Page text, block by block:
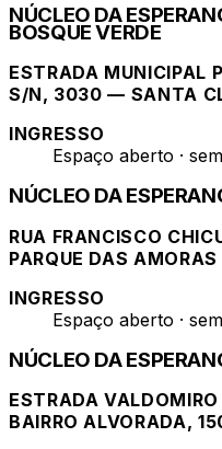
NÚCLEO DA
BOSQUE VERDE
ESTRADA MUNICIPAL
S/N, 3030 — SANTA
INGRESSO
Espaço aberto ·
NÚCLEO DA
RUA FRANCISCO
PARQUE DAS AMORAS
INGRESSO
Espaço aberto ·
NÚCLEO DA
ESTRADA
BAIRRO ALVORADA,